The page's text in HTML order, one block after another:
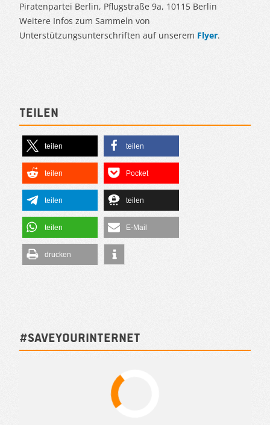
Piratenpartei Berlin, Pflugstraße 9a, 10115 Berlin
Weitere Infos zum Sammeln von
Unterstützungsunterschriften auf unserem Flyer.
Teilen
teilen teilen
teilen Pocket
teilen teilen
teilen E-Mail
drucken
#SAVEYOURINTERNET